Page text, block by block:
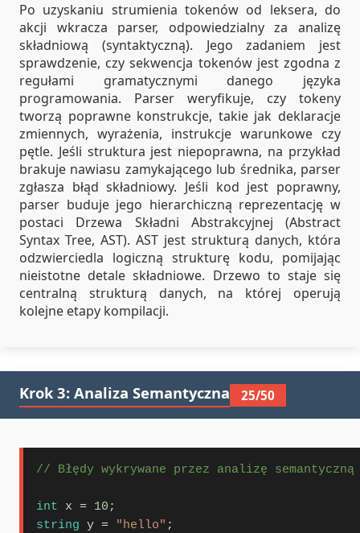
Po uzyskaniu strumienia tokenów od leksera, do
akcji wkracza parser, odpowiedzialny za analizę
składniową (syntaktyczną). Jego zadaniem jest
sprawdzenie, czy sekwencja tokenów jest zgodna z
regułami gramatycznymi danego języka
programowania. Parser weryfikuje, czy tokeny
tworzą poprawne konstrukcje, takie jak deklaracje
zmiennych, wyrażenia, instrukcje warunkowe czy
pętle. Jeśli struktura jest niepoprawna, na przykład
brakuje nawiasu zamykającego lub średnika, parser
zgłasza błąd składniowy. Jeśli kod jest poprawny,
parser buduje jego hierarchiczną reprezentację w
postaci Drzewa Składni Abstrakcyjnej (Abstract
Syntax Tree, AST). AST jest strukturą danych, która
odzwierciedla logiczną strukturę kodu, pomijając
nieistotne detale składniowe. Drzewo to staje się
centralną strukturą danych, na której operują
kolejne etapy kompilacji.
Krok 3: Analiza Semantyczna 25/50
// Błędy wykrywane przez analizę semantyczną
int x = 10
string y = "hello" ;